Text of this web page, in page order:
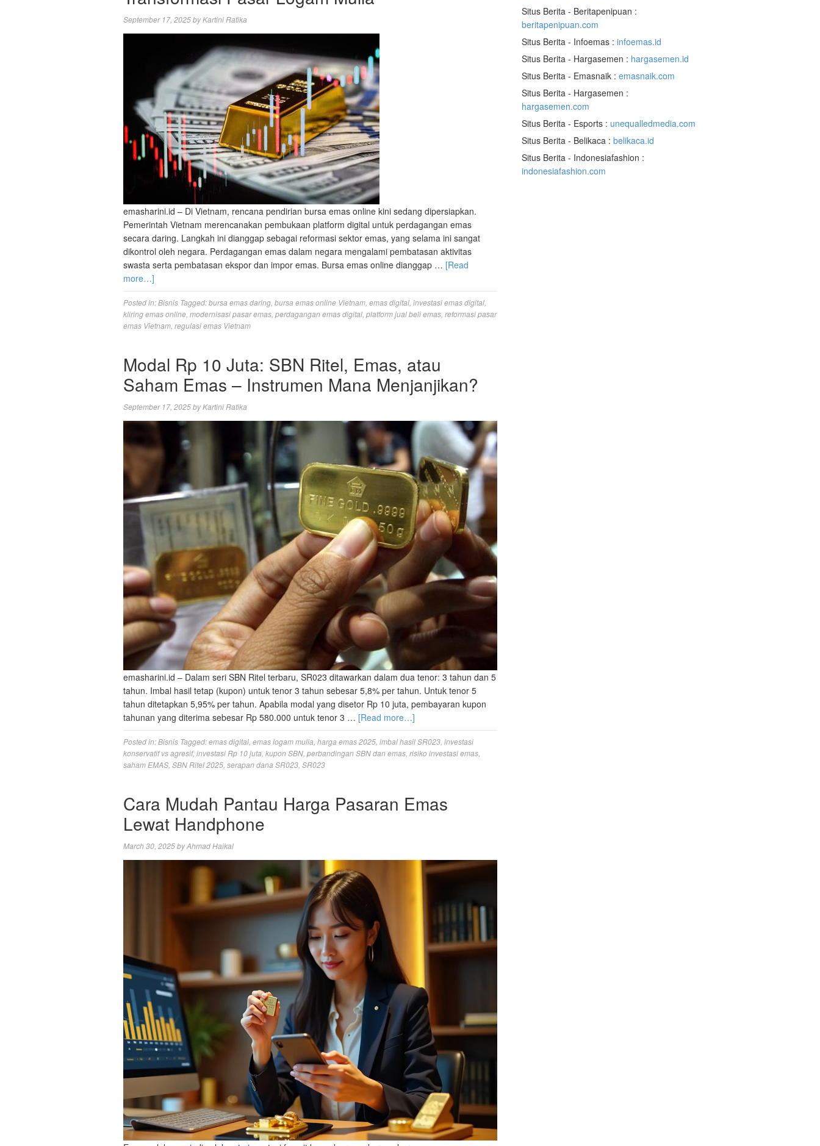
September 17, 2025byKartini Ratika
emasharini.id – Di Vietnam, rencana pendirian bursa emas online kini sedang dipersiapkan.
Pemerintah Vietnam merencanakan pembukaan platform digital untuk perdagangan emas
secara daring. Langkah ini dianggap sebagai reformasi sektor emas, yang selama ini sangat
dikontrol oleh negara. Perdagangan emas dalam negara mengalami pembatasan aktivitas
swasta serta pembatasan ekspor dan impor emas. Bursa emas online dianggap … [Read
more…]
Posted in:Bisnis Tagged:bursa emas daring bursa emas online Vietnam emas digital investasi emas digital
kliring emas online modernisasi pasar emas perdagangan emas digital platform jual beli emas reformasi pasar
emas Vietnam regulasi emas Vietnam
Modal Rp 10 Juta: SBN Ritel, Emas, atau
Saham Emas – Instrumen Mana Menjanjikan?
September 17, 2025byKartini Ratika
emasharini.id – Dalam seri SBN Ritel terbaru, SR023 ditawarkan dalam dua tenor: 3 tahun dan 5
tahun. Imbal hasil tetap (kupon) untuk tenor 3 tahun sebesar 5,8% per tahun. Untuk tenor 5
tahun ditetapkan 5,95% per tahun. Apabila modal yang disetor Rp 10 juta, pembayaran kupon
tahunan yang diterima sebesar Rp 580.000 untuk tenor 3 … [Read more…]
Posted in:Bisnis Tagged:emas digital emas logam mulia harga emas 2025 imbal hasil SR023 investasi
konservatif vs agresif, investasi Rp 10 juta kupon SBN perbandingan SBN dan emas risiko investasi emas
saham EMAS SBN Ritel 2025 serapan dana SR023 SR023
Cara Mudah Pantau Harga Pasaran Emas
Lewat Handphone
March 30, 2025byAhmad Haikal
Situs Berita - Beritapenipuan :
beritapenipuan.com
Situs Berita - Infoemas :infoemas.id
Situs Berita - Hargasemen : hargasemen.id
Situs Berita - Emasnaik :emasnaik.com
Situs Berita - Hargasemen :
hargasemen.com
Situs Berita - Esports : unequalledmedia.com
Situs Berita - Belikaca :belikaca.id
Situs Berita - Indonesiafashion :
indonesiafashion.com